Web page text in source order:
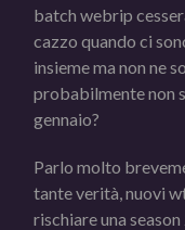
batch webrip
cazzo quando ci
insieme ma non ne
probabilmente non
gennaio?
Parlo molto
tante verità, nuovi
rischiare una